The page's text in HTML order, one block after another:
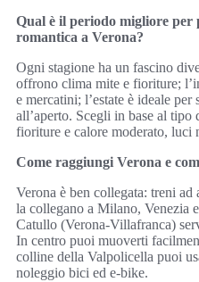
Qual è il periodo migliore per
romantica a Verona?
Ogni stagione ha un fascino
offrono clima mite e fioriture;
e mercatini; l’estate è ideale per
all’aperto. Scegli in base al tipo
fioriture e calore moderato, luci
Come raggiungi Verona e
Verona è ben collegata: treni
la collegano a Milano, Venezia
Catullo (Verona-Villafranca)
In centro puoi muoverti
colline della Valpolicella puoi
noleggio bici ed e-bike.